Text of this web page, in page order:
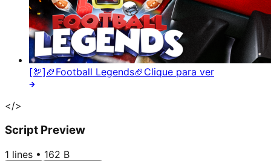
[🦃]🏈Football Legends🏈 Clique para ver
</>
Script Preview
1 lines • 162 B